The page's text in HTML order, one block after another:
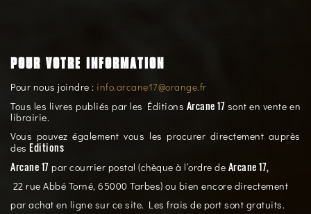
POUR VOTRE INFORMATION
Pour nous joindre : info.arcane17@orange.fr
Tous les livres publiés par les Éditions Arcane 17 sont en vente en
librairie.
Vous pouvez également vous les procurer directement auprès
des Editions
Arcane 17 par courrier postal (chèque à l’ordre de Arcane 17,
22 rue Abbé Torné, 65000 Tarbes) ou bien encore directement
par achat en ligne sur ce site. Les frais de port sont gratuits.